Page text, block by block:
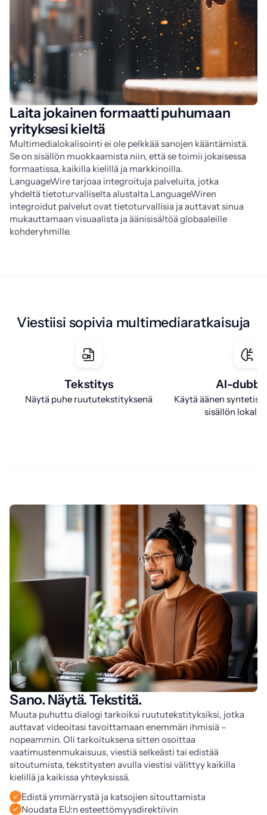
Laita jokainen formaatti puhumaan
yrityksesi kieltä
Multimedialokalisointi ei ole pelkkää sanojen kääntämistä.
Se on sisällön muokkaamista niin, että se toimii jokaisessa
formaatissa, kaikilla kielillä ja markkinoilla.
LanguageWire tarjoaa integroituja palveluita, jotka
yhdeltä tietoturvalliselta alustalta LanguageWiren
integroidut palvelut ovat tietoturvallisia ja auttavat sinua
mukauttamaan visuaalista ja äänisisältöä globaaleille
kohderyhmille.
Viestiisi sopivia multimediaratkaisuja
Tekstitys
Näytä puhe ruututekstityksenä
AI-
Käytä äänen
sisällön
Sano. Näytä. Tekstitä.
Muuta puhuttu dialogi tarkoiksi ruututekstityksiksi, jotka
auttavat videoitasi tavoittamaan enemmän ihmisiä –
nopeammin. Oli tarkoituksena sitten osoittaa
vaatimustenmukaisuus, viestiä selkeästi tai edistää
sitoutumista, tekstitysten avulla viestisi välittyy kaikilla
kielillä ja kaikissa yhteyksissä.
Edistä ymmärrystä ja katsojien sitouttamista
Noudata EU:n esteettömyysdirektiivin